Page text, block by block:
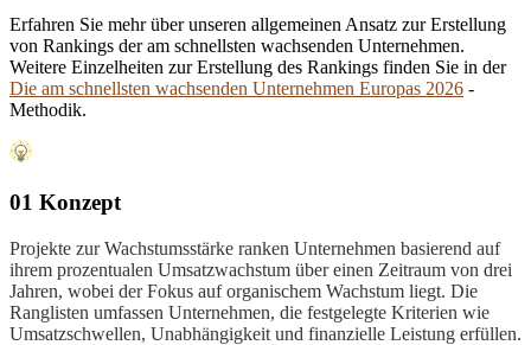
Erfahren Sie mehr über unseren allgemeinen Ansatz zur Erstellung
von Rankings der am schnellsten wachsenden Unternehmen.
Weitere Einzelheiten zur Erstellung des Rankings finden Sie in der
Die am schnellsten wachsenden Unternehmen Europas 2026 -
Methodik.
01 Konzept
Projekte zur Wachstumsstärke ranken Unternehmen basierend auf
ihrem prozentualen Umsatzwachstum über einen Zeitraum von drei
Jahren, wobei der Fokus auf organischem Wachstum liegt. Die
Ranglisten umfassen Unternehmen, die festgelegte Kriterien wie
Umsatzschwellen, Unabhängigkeit und finanzielle Leistung erfüllen.